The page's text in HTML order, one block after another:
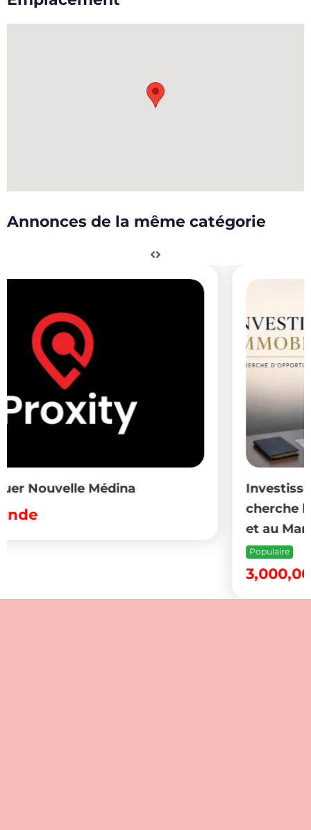
Annonces de la même catégorie
Investisseur immobilier sino-coréen
cherche biens à fort potentiel en